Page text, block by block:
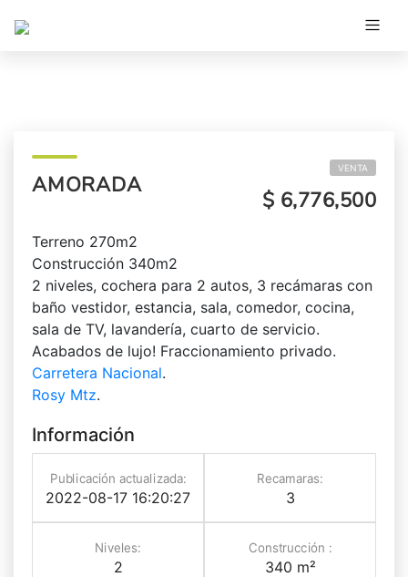
AMORADA
VENTA
$ 6,776,500
Terreno 270m2
Construcción 340m2
2 niveles, cochera para 2 autos, 3 recámaras con
baño vestidor, estancia, sala, comedor, cocina,
sala de TV, lavandería, cuarto de servicio.
Acabados de lujo! Fraccionamiento privado.
Carretera Nacional.
Rosy Mtz.
Información
Publicación actualizada:
2022-08-17 16:20:27
Recamaras:
3
Niveles:
2
Construcción :
340 m²